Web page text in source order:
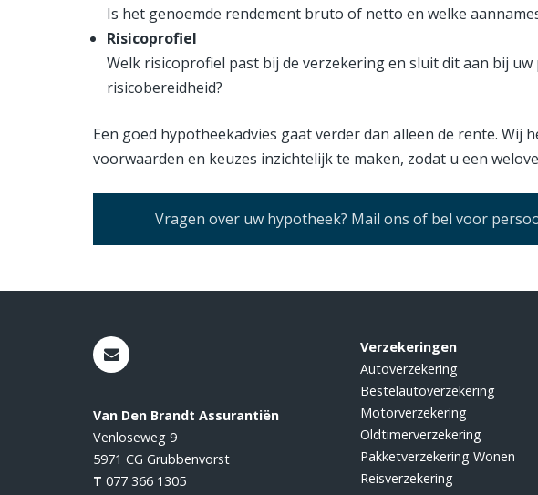
Is het genoemde rendement bruto of netto en welke
Risicoprofiel
Welk risicoprofiel past bij de verzekering en sluit dit aan bij
risicobereidheid?
Een goed hypotheekadvies gaat verder dan alleen de rente. Wij
voorwaarden en keuzes inzichtelijk te maken, zodat u een
Vragen over uw hypotheek? Mail ons of bel voor
Van Den Brandt Assurantiën
Venloseweg 9
5971 CG Grubbenvorst
T 077 366 1305
Verzekeringen
Autoverzekering
Bestelautoverzekering
Motorverzekering
Oldtimerverzekering
Pakketverzekering Wonen
Reisverzekering